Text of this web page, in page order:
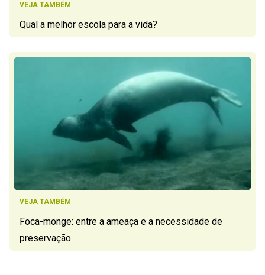
VEJA TAMBÉM
Qual a melhor escola para a vida?
VEJA TAMBÉM
Foca-monge: entre a ameaça e a necessidade de
preservação